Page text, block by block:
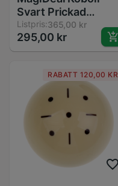
Svart Prickad
Träningsboll 57mm
- Resin
Listpris:365,00 kr
295,00 kr
RABATT 120,00 KR